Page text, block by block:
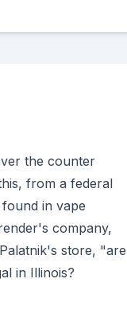
the counter
from a federal
in vape
company,
store, "are
in Illinois?